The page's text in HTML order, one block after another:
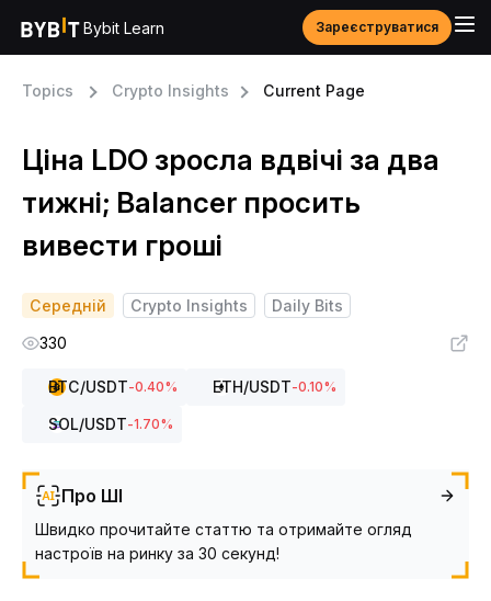
Bybit Learn Зареєструватися
Topics Crypto Insights Current Page
Ціна LDO зросла вдвічі за два
тижні; Balancer просить
вивести гроші
Середній Crypto Insights
Daily Bits
330
BTC/USDT-0.40% ETH/USDT-0.10%
SOL/USDT-1.70%
Про ШІ
Швидко прочитайте статтю та отримайте огляд
настроїв на ринку за 30 секунд!